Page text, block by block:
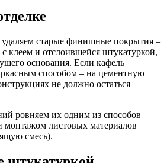
удаляем старые финишные покрытия –
клеем и отслоившейся штукатуркой,
основания. Если кафель
способом – на цементную
не должно остаться
ровняем их одним из способов –
монтажом листовых материалов
смесь).